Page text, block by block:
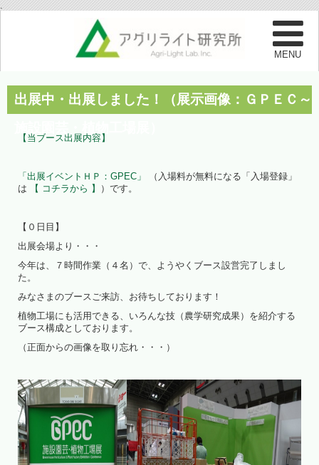
.
出展中・出展しました！（展示画像：ＧＰＥＣ～
【当ブース出展内容】
「出展イベントＨＰ：GPEC」
（入場料が無料になる「入場登録」
は 【 コチラから 】 ）です。
【０日目】
出展会場より・・・
今年は、７時間作業（４名）で、ようやくブース設営完了しまし
た。
みなさまのブースご来訪、お待ちしております！
植物工場にも活用できる、いろんな技（農学研究成果）を紹介する
ブース構成としております。
（正面からの画像を取り忘れ・・・）